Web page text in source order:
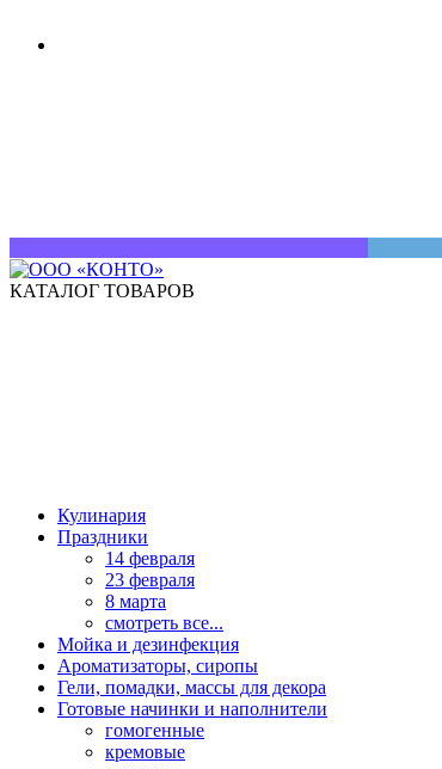
КАТАЛОГ ТОВАРОВ
Кулинария
Праздники
14 февраля
23 февраля
8 марта
смотреть все...
Мойка и дезинфекция
Ароматизаторы, сиропы
Гели, помадки, массы для декора
Готовые начинки и наполнители
гомогенные
кремовые